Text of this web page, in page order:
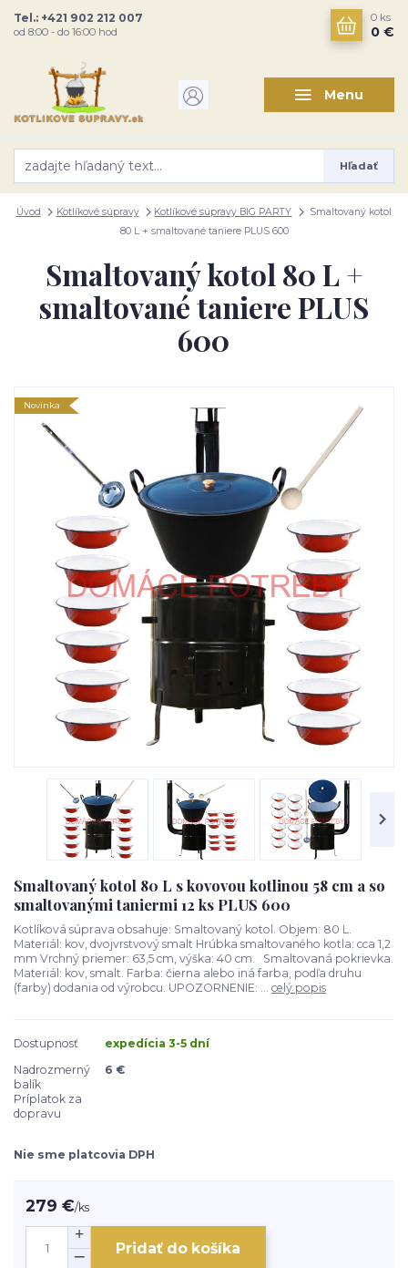
Menu
Hľadať
Tel.: +421 902 212 007
od 8:00 - do 16:00 hod
0 ks
0 €
Úvod Kotlíkové súpravy Kotlíkové súpravy BIG PARTY
Smaltovaný kotol
80 L + smaltované taniere PLUS 600
Smaltovaný kotol 80 L +
smaltované taniere PLUS
600
Novinka
Smaltovaný kotol 80 L s kovovou kotlinou 58 cm a so
smaltovanými taniermi 12 ks PLUS 600
Kotlíková súprava obsahuje: Smaltovaný kotol. Objem: 80 L.
Materiál: kov, dvojvrstvový smalt Hrúbka smaltovaného kotla: cca 1,2
mm Vrchný priemer: 63,5 cm, výška: 40 cm. Smaltovaná pokrievka.
Materiál: kov, smalt. Farba: čierna alebo iná farba, podľa druhu
(farby) dodania od výrobcu. UPOZORNENIE: ... celý popis
Dostupnosť
expedícia 3-5 dní
Nadrozmerný
balík
Príplatok za
dopravu
6 €
Nie sme platcovia DPH
279 €/ks
Pridať do košíka